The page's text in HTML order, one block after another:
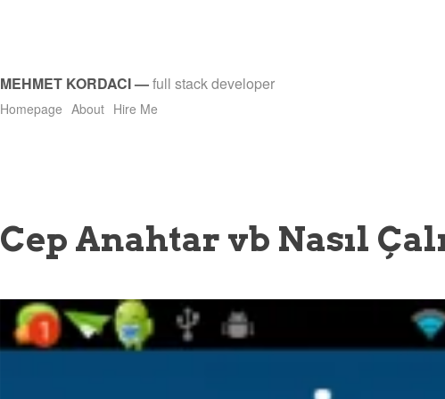
MEHMET KORDACI—full stack developer
Homepage About Hire Me
Cep Anahtar vb Nasıl